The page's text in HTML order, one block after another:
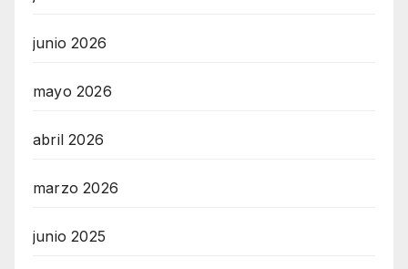
junio 2026
mayo 2026
abril 2026
marzo 2026
junio 2025